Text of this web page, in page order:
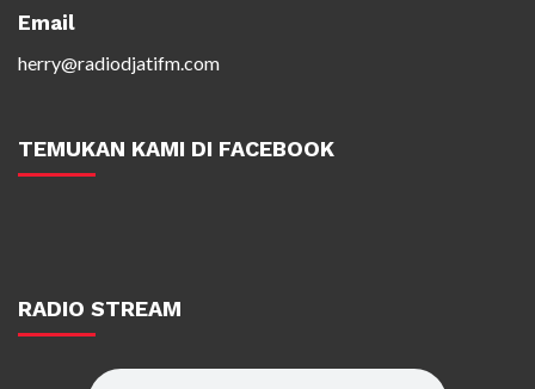
Email
herry@radiodjatifm.com
TEMUKAN KAMI DI FACEBOOK
RADIO STREAM